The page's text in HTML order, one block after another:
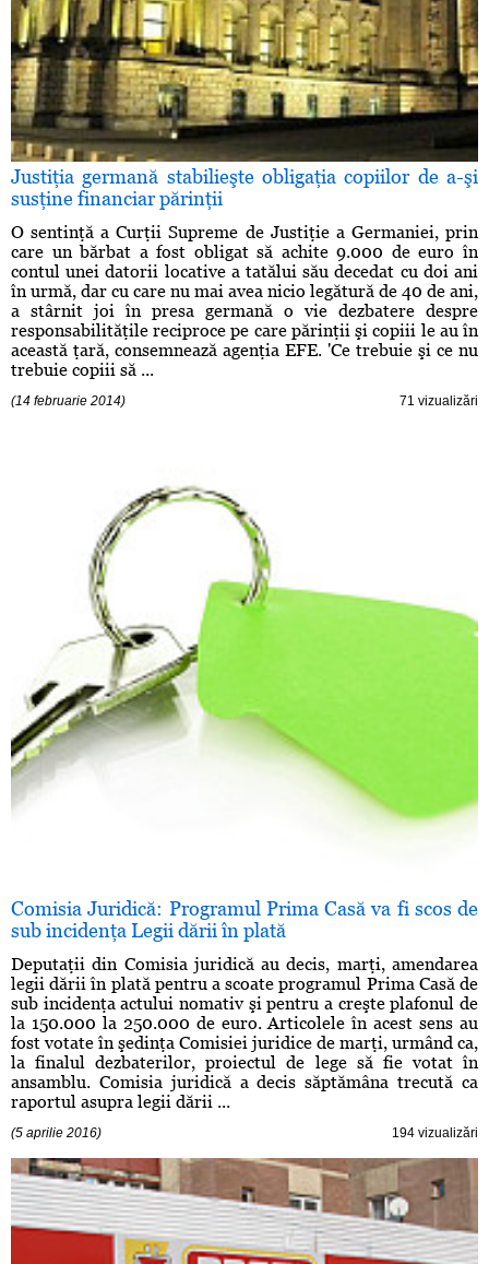
Justiţia germană stabilieşte obligaţia copiilor de a-şi
susţine financiar părinţii
O sentinţă a Curţii Supreme de Justiţie a Germaniei, prin
care un bărbat a fost obligat să achite 9.000 de euro în
contul unei datorii locative a tatălui său decedat cu doi ani
în urmă, dar cu care nu mai avea nicio legătură de 40 de ani,
a stârnit joi în presa germană o vie dezbatere despre
responsabilităţile reciproce pe care părinţii şi copiii le au în
această ţară, consemnează agenţia EFE. 'Ce trebuie şi ce nu
trebuie copiii să ...
(14 februarie 2014) 71 vizualizări
Comisia Juridică: Programul Prima Casă va fi scos de
sub incidenţa Legii dării în plată
Deputaţii din Comisia juridică au decis, marţi, amendarea
legii dării în plată pentru a scoate programul Prima Casă de
sub incidenţa actului nomativ şi pentru a creşte plafonul de
la 150.000 la 250.000 de euro. Articolele în acest sens au
fost votate în şedinţa Comisiei juridice de marţi, urmând ca,
la finalul dezbaterilor, proiectul de lege să fie votat în
ansamblu. Comisia juridică a decis săptămâna trecută ca
raportul asupra legii dării ...
(5 aprilie 2016) 194 vizualizări